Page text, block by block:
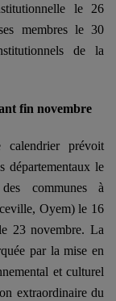
le 26
membres le 30
de la
fin novembre
prévoit
départementaux le
communes à
Oyem) le 16
23 novembre. La
par la mise en
et culturel
extraordinaire du